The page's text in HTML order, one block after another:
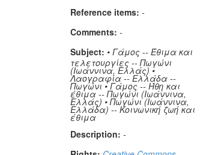
Reference items: -
Comments: -
Subject: • Γάμος -- Έθιμα και
τελετουργίες -- Πωγώνι
(Ιωάννινα, Ελλάς) •
Λαογραφία -- Ελλάδα --
Πωγώνι • Γάμος -- Ήθη και
έθιμα -- Πωγώνι (Ιωάννινα,
Ελλάς) • Πωγώνι (Ιωάννινα,
Ελλάδα) -- Κοινωνική ζωή και
έθιμα
Description: -